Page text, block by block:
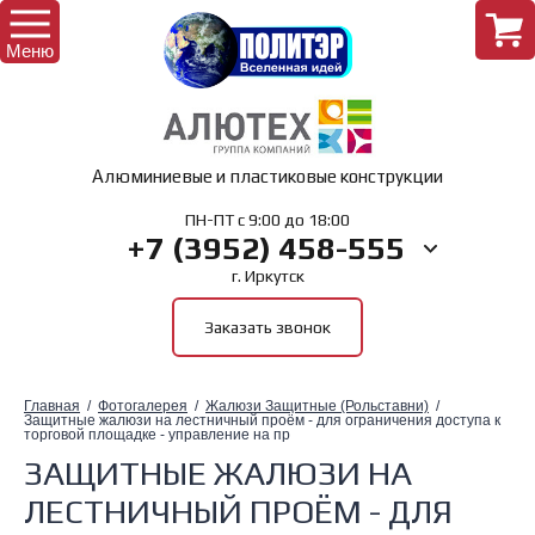
Алюминиевые и пластиковые конструкции
ПН-ПТ с 9:00 до 18:00
+7 (3952) 458-555
г. Иркутск
Заказать звонок
Главная
  /
Фотогалерея
  /
Жалюзи Защитные (Рольставни)
  /
Защитные жалюзи на лестничный проём - для ограничения доступа к
торговой площадке - управление на пр
ЗАЩИТНЫЕ ЖАЛЮЗИ НА
ЛЕСТНИЧНЫЙ ПРОЁМ - ДЛЯ
Меню
Комплектующие для лоджий
Комплектующие для рольставень